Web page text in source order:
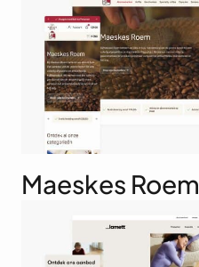
Maeskes Roem